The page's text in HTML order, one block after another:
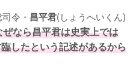
令・ 昌平君(しょうへいくん)
ぜなら昌平君は史実上では
したという記述があるから